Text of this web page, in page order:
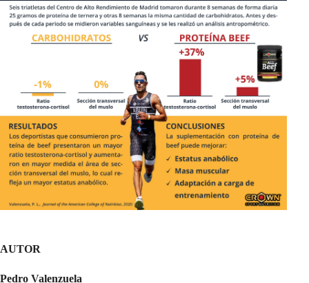
AUTOR
Pedro Valenzuela